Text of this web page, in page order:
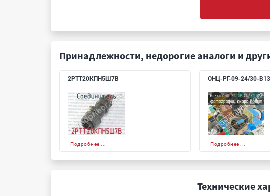
Принадлежности, недорогие аналоги и
2РТТ20КПН5Ш7В
Подробнее ...
ОНЦ-РГ-09-24/30-В13
Подробнее ...
Технические